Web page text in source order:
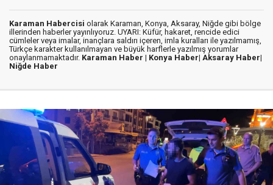
Karaman Habercisi olarak Karaman, Konya, Aksaray, Niğde gibi bölge
illerinden haberler yayınlıyoruz. UYARI: Küfür, hakaret, rencide edici
cümleler veya imalar, inançlara saldırı içeren, imla kuralları ile yazılmamış,
Türkçe karakter kullanılmayan ve büyük harflerle yazılmış yorumlar
onaylanmamaktadır. Karaman Haber | Konya Haber| Aksaray Haber|
Niğde Haber